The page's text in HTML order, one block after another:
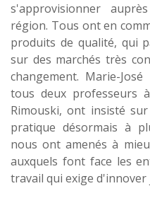
s'approvisionner
région. Tous ont en
produits de qualité, qui
sur des marchés très
changement. Marie-
tous deux professeurs
Rimouski, ont insisté
pratique désormais à
nous ont amenés à
auxquels font face les
travail qui exige